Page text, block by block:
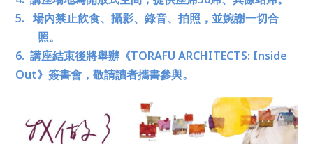
5. 場內禁止飲食、攝影、錄音、拍照，並婉謝一切合
照。
6. 講座結束後將舉辦《TORAFU ARCHITECTS: Inside
Out》簽書會，敬請讀者攜書參與。